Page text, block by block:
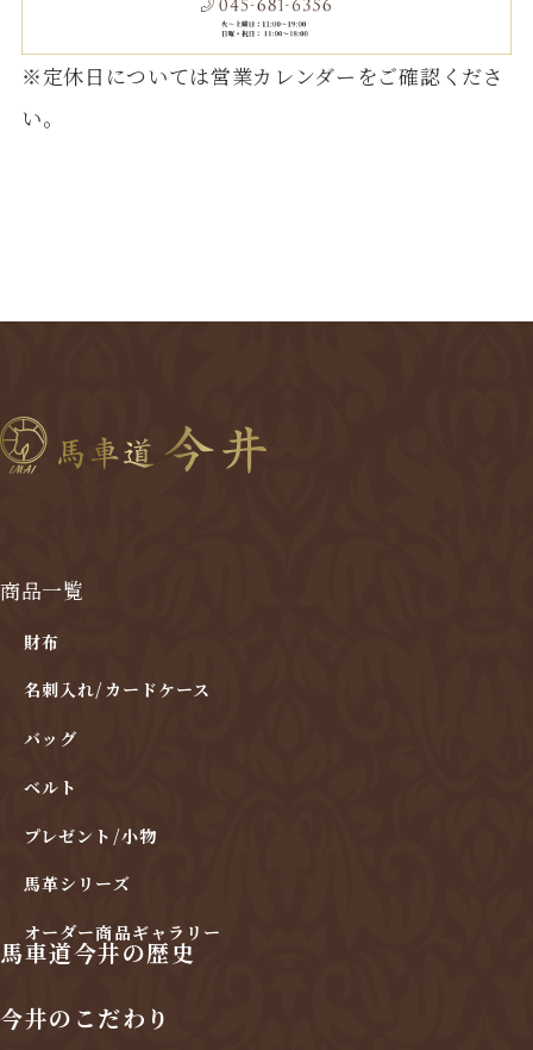
※定休日については営業カレンダーをご確認くださ
い。
商品一覧
財布
名刺入れ/カードケース
バッグ
ベルト
プレゼント/小物
馬革シリーズ
オーダー商品ギャラリー
馬車道今井の歴史
今井のこだわり